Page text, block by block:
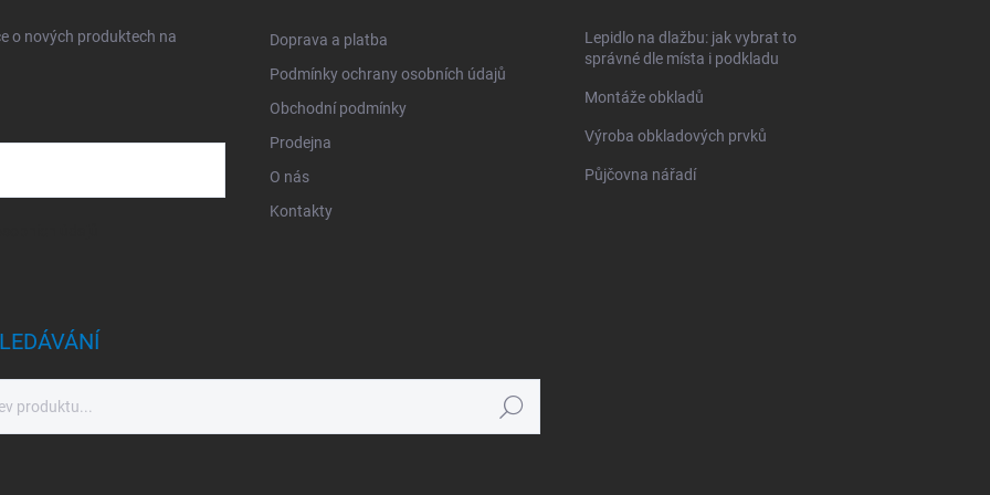
o nových produktech na
Doprava a platba
Podmínky ochrany osobních údajů
Obchodní podmínky
Prodejna
O nás
Kontakty
Lepidlo na dlažbu: jak vybrat to
správné dle místa i podkladu
Montáže obkladů
Výroba obkladových prvků
Půjčovna nářadí
Hledat